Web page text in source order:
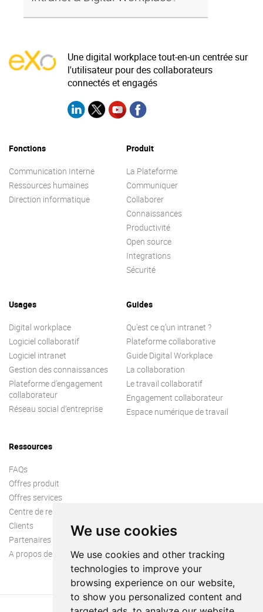
We use cookies
We use cookies and other tracking
technologies to improve your
browsing experience on our website,
to show you personalized content and
Une digital workplace tout-en-un centrée sur
l'utilisateur pour des collaborateurs
connectés et engagés
Fonctions
Communication Interne
Ressources humaines
Direction informatique
Produit
La Plateforme
Communiquer
Collaborer
Connaissances
Productivité
Open source
Integrations
Sécurité
Usages
Digital workplace
Logiciel collaboratif
Logiciel intranet
Gestion des connaissances
Plateforme d’engagement
collaborateur
Réseau social d’entreprise
Guides
Qu’est ce q’un intranet ?
Plateforme collaborative
Guide Digital Workplace
La collaboration
Le travail collaboratif
Engagement collaborateur
Espace numérique de travail
Ressources
FAQs
Offres produit
Offres services
Centre de ressources
Clients
Partenaires
A propos de nous